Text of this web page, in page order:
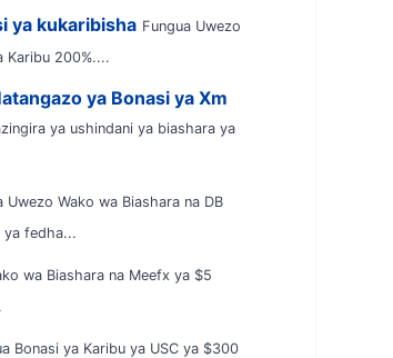
ya kukaribisha Fungua Uwezo
Karibu 200%....
ya Bonasi ya Xm
ya ushindani ya biashara ya
Uwezo Wako wa Biashara na DB
ya fedha...
wa Biashara na Meefx ya $5
Bonasi ya Karibu ya USC ya $300